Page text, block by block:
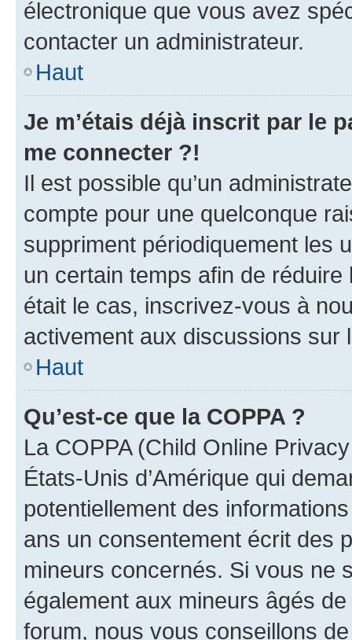
électronique que vous avez
contacter un administrateur.
Haut
Je m’étais déjà inscrit par le
me connecter ?!
Il est possible qu’un
compte pour une quelconque
suppriment périodiquement les
un certain temps afin de
était le cas, inscrivez-vous à
activement aux discussions sur
Haut
Qu’est-ce que la COPPA ?
La COPPA (Child Online
États-Unis d’Amérique qui
potentiellement des
ans un consentement écrit des
mineurs concernés. Si vous ne
également aux mineurs âgés
forum, nous vous conseillons